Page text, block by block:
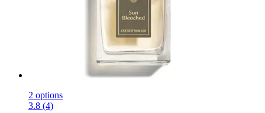
2 options
3.8 (4)